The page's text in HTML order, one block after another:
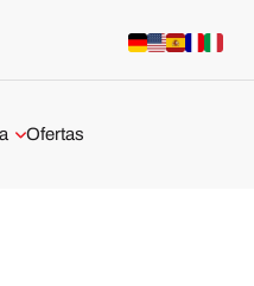
Ofertas